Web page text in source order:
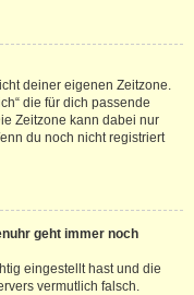
deiner eigenen Zeitzone.
die für dich passende
Zeitzone kann dabei nur
du noch nicht registriert
geht immer noch
eingestellt hast und die
vermutlich falsch.